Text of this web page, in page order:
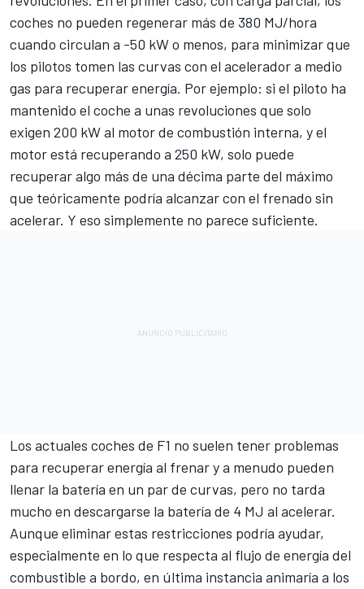
coches no pueden regenerar más de 380 MJ/hora
cuando circulan a -50 kW o menos, para minimizar que
los pilotos tomen las curvas con el acelerador a medio
gas para recuperar energía. Por ejemplo: si el piloto ha
mantenido el coche a unas revoluciones que solo
exigen 200 kW al motor de combustión interna, y el
motor está recuperando a 250 kW, solo puede
recuperar algo más de una décima parte del máximo
que teóricamente podría alcanzar con el frenado sin
acelerar. Y eso simplemente no parece suficiente.
Los actuales coches de F1 no suelen tener problemas
para recuperar energía al frenar y a menudo pueden
llenar la batería en un par de curvas, pero no tarda
mucho en descargarse la batería de 4 MJ al acelerar.
Aunque eliminar estas restricciones podría ayudar,
especialmente en lo que respecta al flujo de energía del
combustible a bordo, en última instancia animaría a los